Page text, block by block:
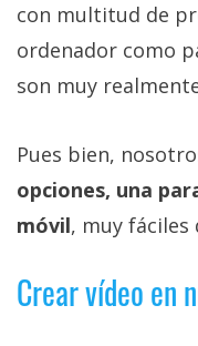
Sorteos
Foros
Contacto
/
Sobre
nosotros
Publicidad
con multitud de
ordenador como
son muy
Pues bien,
opciones, una
móvil, muy
Crear vídeo en